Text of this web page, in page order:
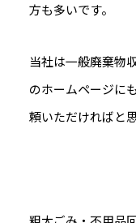
方も多いです。
当社は一般廃棄物
のホームページに
頼いただければと